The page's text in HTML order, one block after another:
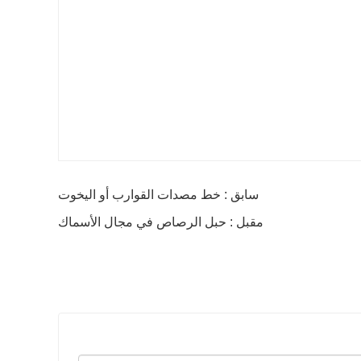
سابق : خط مصدات القوارب أو اليخوت
مقبل : حبل الرصاص في مجال الأسماك